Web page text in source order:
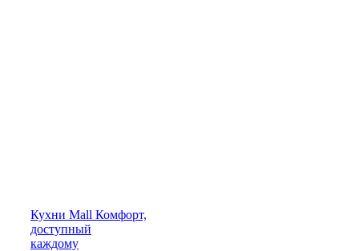
Кухни Mall Комфорт,
доступный
каждому